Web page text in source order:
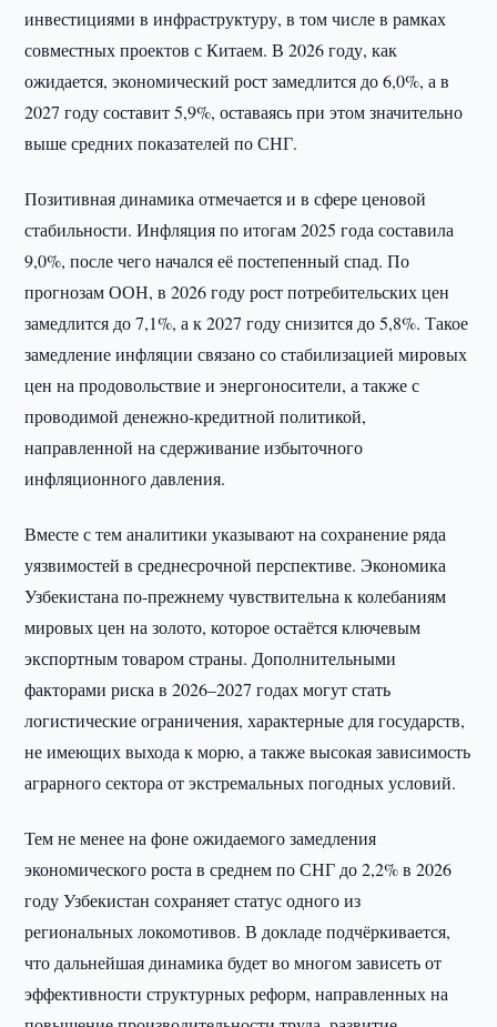
инвестициями в инфраструктуру, в том числе в рамках
совместных проектов с Китаем. В 2026 году, как
ожидается, экономический рост замедлится до 6,0%, а в
2027 году составит 5,9%, оставаясь при этом значительно
выше средних показателей по СНГ.
Позитивная динамика отмечается и в сфере ценовой
стабильности. Инфляция по итогам 2025 года составила
9,0%, после чего начался её постепенный спад. По
прогнозам ООН, в 2026 году рост потребительских цен
замедлится до 7,1%, а к 2027 году снизится до 5,8%. Такое
замедление инфляции связано со стабилизацией мировых
цен на продовольствие и энергоносители, а также с
проводимой денежно-кредитной политикой,
направленной на сдерживание избыточного
инфляционного давления.
Вместе с тем аналитики указывают на сохранение ряда
уязвимостей в среднесрочной перспективе. Экономика
Узбекистана по-прежнему чувствительна к колебаниям
мировых цен на золото, которое остаётся ключевым
экспортным товаром страны. Дополнительными
факторами риска в 2026–2027 годах могут стать
логистические ограничения, характерные для государств,
не имеющих выхода к морю, а также высокая зависимость
аграрного сектора от экстремальных погодных условий.
Тем не менее на фоне ожидаемого замедления
экономического роста в среднем по СНГ до 2,2% в 2026
году Узбекистан сохраняет статус одного из
региональных локомотивов. В докладе подчёркивается,
что дальнейшая динамика будет во многом зависеть от
эффективности структурных реформ, направленных на